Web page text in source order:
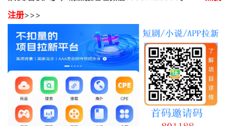
无人直播
电商入门
最新通知
项目介绍
注册>>>